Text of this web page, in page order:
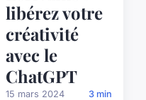
libérez votre
créativité
avec le
ChatGPT
15 mars 2024 3 min